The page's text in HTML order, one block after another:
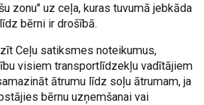
zonu" uz ceļa, kuras tuvumā jebkāda
bērni ir drošībā.
Ceļu satiksmes noteikumus,
visiem transportlīdzekļu vadītājiem
ātrumu līdz soļu ātrumam, ja
bērnu uzņemšanai vai